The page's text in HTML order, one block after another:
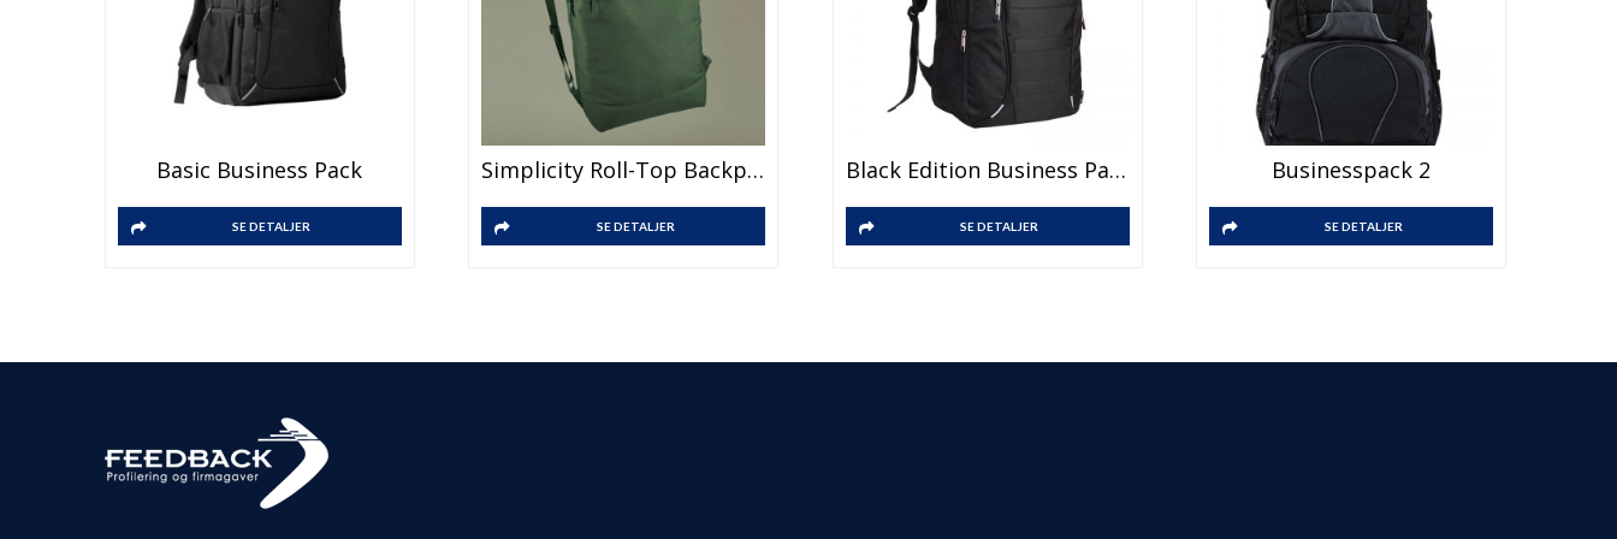
Basic Business Pack
SE DETALJER
Simplicity Roll-Top Backpack
SE DETALJER
Black Edition Business Pack
SE DETALJER
Businesspack 2
SE DETALJER